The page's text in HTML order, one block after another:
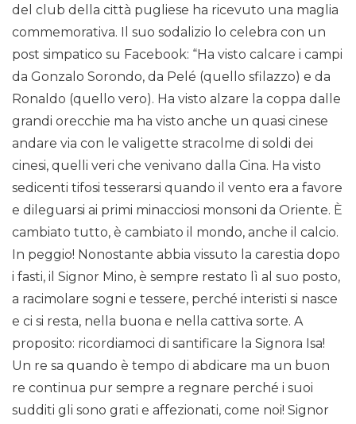
del club della città pugliese ha ricevuto una maglia
commemorativa. Il suo sodalizio lo celebra con un
post simpatico su Facebook: “Ha visto calcare i campi
da Gonzalo Sorondo, da Pelé (quello sfilazzo) e da
Ronaldo (quello vero). Ha visto alzare la coppa dalle
grandi orecchie ma ha visto anche un quasi cinese
andare via con le valigette stracolme di soldi dei
cinesi, quelli veri che venivano dalla Cina. Ha visto
sedicenti tifosi tesserarsi quando il vento era a favore
e dileguarsi ai primi minacciosi monsoni da Oriente. È
cambiato tutto, è cambiato il mondo, anche il calcio.
In peggio! Nonostante abbia vissuto la carestia dopo
i fasti, il Signor Mino, è sempre restato lì al suo posto,
a racimolare sogni e tessere, perché interisti si nasce
e ci si resta, nella buona e nella cattiva sorte. A
proposito: ricordiamoci di santificare la Signora Isa!
Un re sa quando è tempo di abdicare ma un buon
re continua pur sempre a regnare perché i suoi
sudditi gli sono grati e affezionati, come noi! Signor